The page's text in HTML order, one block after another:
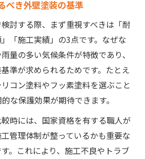
べき外壁塗装の基準
討する際、まず重視すべきは「耐
「施工実績」の3点です。なぜな
量の多い気候条件が特徴であり、
準が求められるためです。たとえ
コン塗料やフッ素塗料を選ぶこと
な保護効果が期待できます。
時には、国家資格を有する職人が
管理体制が整っているかも重要な
。これにより、施工不良やトラブ